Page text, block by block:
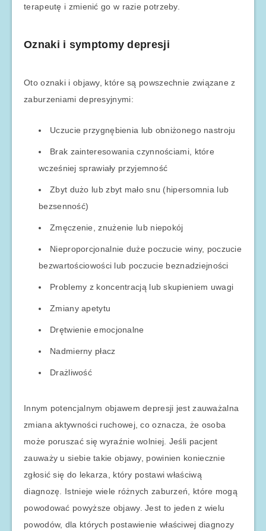
terapeutę i zmienić go w razie potrzeby.
Oznaki i symptomy depresji
Oto oznaki i objawy, które są powszechnie związane z
zaburzeniami depresyjnymi:
Uczucie przygnębienia lub obniżonego nastroju
Brak zainteresowania czynnościami, które
wcześniej sprawiały przyjemność
Zbyt dużo lub zbyt mało snu (hipersomnia lub
bezsenność)
Zmęczenie, znużenie lub niepokój
Nieproporcjonalnie duże poczucie winy, poczucie
bezwartościowości lub poczucie beznadziejności
Problemy z koncentracją lub skupieniem uwagi
Zmiany apetytu
Drętwienie emocjonalne
Nadmierny płacz
Drażliwość
Innym potencjalnym objawem depresji jest zauważalna
zmiana aktywności ruchowej, co oznacza, że osoba
może poruszać się wyraźnie wolniej. Jeśli pacjent
zauważy u siebie takie objawy, powinien koniecznie
zgłosić się do lekarza, który postawi właściwą
diagnozę. Istnieje wiele różnych zaburzeń, które mogą
powodować powyższe objawy. Jest to jeden z wielu
powodów, dla których postawienie właściwej diagnozy